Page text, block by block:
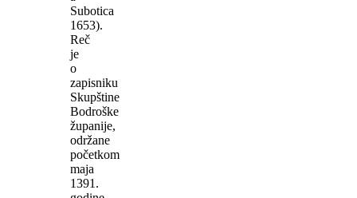
Subotica
1653).
Reč
je
o
zapisniku
Skupštine
Bodroške
županije,
održane
početkom
maja
1391.